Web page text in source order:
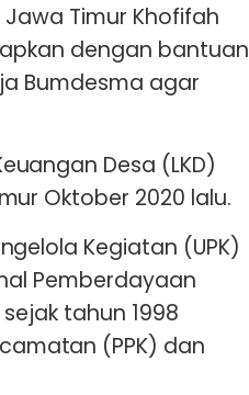
Timur Khofifah
dengan bantuan
Bumdesma agar
Desa (LKD)
Oktober 2020 lalu.
Kegiatan (UPK)
Pemberdayaan
tahun 1998
(PPK) dan